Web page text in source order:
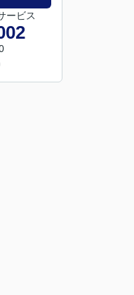
ービス